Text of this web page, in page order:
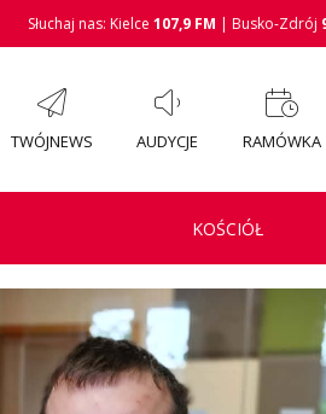
Słuchaj nas: Kielce 107,9 FM | Busko-Zdrój
TWÓJNEWS AUDYCJE RAMÓWKA
KOŚCIÓŁ